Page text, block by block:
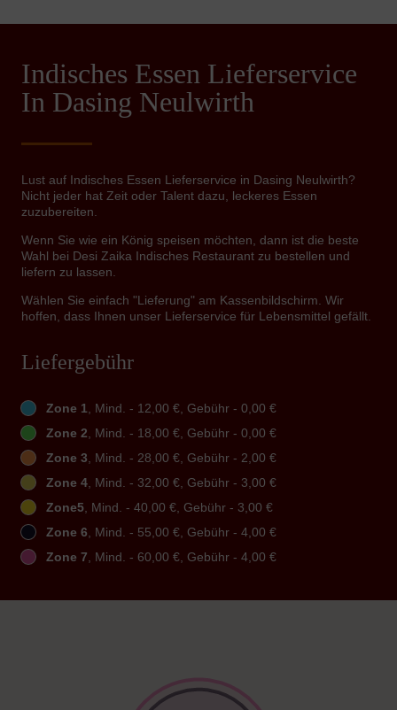
Indisches Essen Lieferservice
In Dasing Neulwirth
Lust auf Indisches Essen Lieferservice in Dasing Neulwirth?
Nicht jeder hat Zeit oder Talent dazu, leckeres Essen
zuzubereiten.
Wenn Sie wie ein König speisen möchten, dann ist die beste
Wahl bei Desi Zaika Indisches Restaurant zu bestellen und
liefern zu lassen.
Wählen Sie einfach "Lieferung" am Kassenbildschirm. Wir
hoffen, dass Ihnen unser Lieferservice für Lebensmittel gefällt.
Liefergebühr
Zone 1, Mind. - 12,00 €, Gebühr - 0,00 €
Zone 2, Mind. - 18,00 €, Gebühr - 0,00 €
Zone 3, Mind. - 28,00 €, Gebühr - 2,00 €
Zone 4, Mind. - 32,00 €, Gebühr - 3,00 €
Zone5, Mind. - 40,00 €, Gebühr - 3,00 €
Zone 6, Mind. - 55,00 €, Gebühr - 4,00 €
Zone 7, Mind. - 60,00 €, Gebühr - 4,00 €